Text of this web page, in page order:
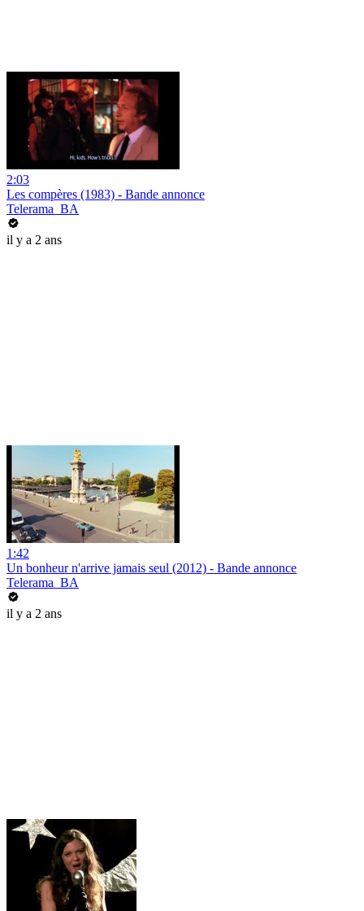
2:03
Les compères (1983) - Bande annonce
Telerama_BA
il y a 2 ans
1:42
Un bonheur n'arrive jamais seul (2012) - Bande annonce
Telerama_BA
il y a 2 ans